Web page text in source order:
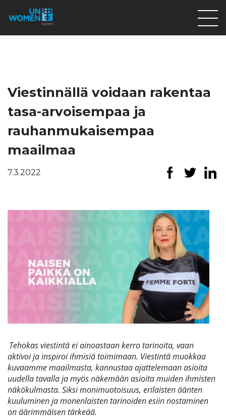
Mitä teemme
Tietoa meistä
På Svenska
Lahjoita
Etsi
Viestinnällä voidaan rakentaa
tasa-arvoisempaa ja
rauhanmukaisempaa
maailmaa
7.3.2022
Tehokas viestintä ei ainoastaan kerro tarinoita, vaan
aktivoi ja inspiroi ihmisiä toimimaan. Viestintä muokkaa
kuvaamme maailmasta, kannustaa ajattelemaan asioita
uudella tavalla ja myös näkemään asioita muiden ihmisten
näkökulmasta. Siksi monimuotoisuus, erilaisten äänten
kuuluminen ja monenlaisten tarinoiden esiin nostaminen
on äärimmäisen tärkeää.